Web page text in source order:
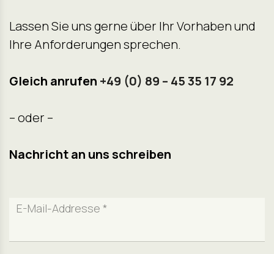
Lassen Sie uns gerne über Ihr Vorhaben und
Ihre Anforderungen sprechen.
Gleich anrufen +49 (0) 89 – 45 35 17 92
– oder –
Nachricht an uns schreiben
E-Mail-Addresse *